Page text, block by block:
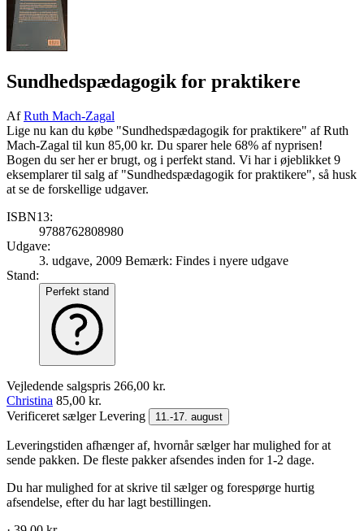
Sundhedspædagogik for praktikere
AfRuth Mach-Zagal
Lige nu kan du købe "Sundhedspædagogik for praktikere" af Ruth
Mach-Zagal til kun 85,00 kr. Du sparer hele 68% af nyprisen!
Bogen du ser her er brugt, og i perfekt stand. Vi har i øjeblikket 9
eksemplarer til salg af "Sundhedspædagogik for praktikere", så husk
at se de forskellige udgaver.
ISBN13:
9788762808980
Udgave:
3. udgave, 2009 Bemærk: Findes i nyere udgave
Stand:
Perfekt stand
Vejledende salgspris 266,00 kr.
Christina 85,00 kr.
Verificeret sælgerLevering 11.-17. august
Leveringstiden afhænger af, hvornår sælger har mulighed for at
sende pakken. De fleste pakker afsendes inden for 1-2 dage.
Du har mulighed for at skrive til sælger og forespørge hurtig
afsendelse, efter du har lagt bestillingen.